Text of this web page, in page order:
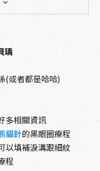
美容護膚
瑀
(或者都是哈哈)
多相關資訊
貓針的黑眼圈療程
以填補淚溝跟細紋
程